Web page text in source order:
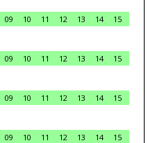
09 10 11 12 13 14
15
09 10 11 12 13 14
15
09 10 11 12 13 14
15
09 10 11 12 13 14
15